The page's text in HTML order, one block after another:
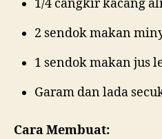
1/4 cangkir kacang
2 sendok makan
1 sendok makan jus
Garam dan lada
Cara Membuat: